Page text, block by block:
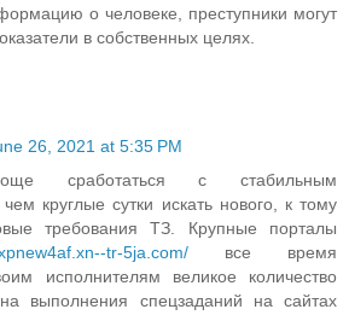
о человеке, преступники могут
в собственных целях.
26, 2021 at 5:35 PM
сработаться с стабильным
круглые сутки искать нового, к тому
требования ТЗ. Крупные порталы
tr-5ja.com/ все время
исполнителям великое количество
выполнения спецзаданий на сайтах